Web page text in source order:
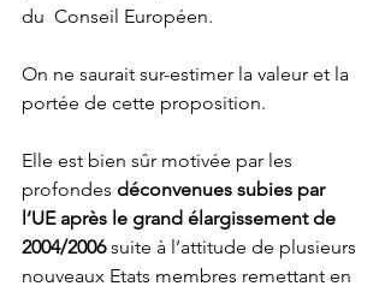
du  Conseil Européen.
On ne saurait sur-estimer la valeur et la
portée de cette proposition.
Elle est bien sûr motivée par les
profondes déconvenues subies par
l’UE après le grand élargissement de
2004/2006 suite à l’attitude de plusieurs
nouveaux Etats membres remettant en